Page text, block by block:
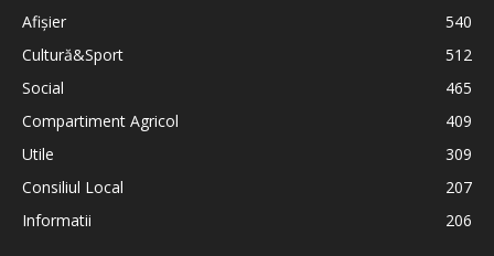
Afișier
540
Cultură&Sport
512
Social
465
Compartiment Agricol
409
Utile
309
Consiliul Local
207
Informatii
206